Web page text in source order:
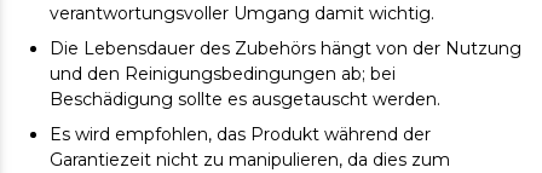
verantwortungsvoller Umgang damit wichtig.
Die Lebensdauer des Zubehörs hängt von der Nutzung
und den Reinigungsbedingungen ab; bei
Beschädigung sollte es ausgetauscht werden.
Es wird empfohlen, das Produkt während der
Garantiezeit nicht zu manipulieren, da dies zum